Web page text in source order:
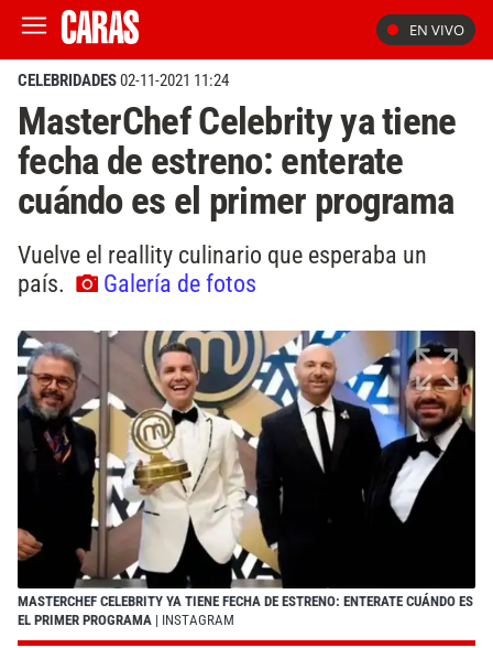
EN VIVO
CELEBRIDADES02-11-2021 11:24
MasterChef Celebrity ya tiene
fecha de estreno: enterate
cuándo es el primer programa
Vuelve el reallity culinario que esperaba un
país.
Galería de fotos
MASTERCHEF CELEBRITY YA TIENE FECHA DE ESTRENO: ENTERATE CUÁNDO ES
EL PRIMER PROGRAMA | INSTAGRAM